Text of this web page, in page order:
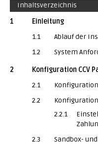
Inhaltsverzeichnis
1
Einleitung
1.1
Ablauf der
1.2
System
2
Konfiguration CCV
2.1
2.2
2.2.1
2.3
Sandbox-